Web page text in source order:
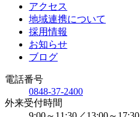
アクセス
地域連携について
採用情報
お知らせ
ブログ
電話番号
0848-37-2400
外来受付時間